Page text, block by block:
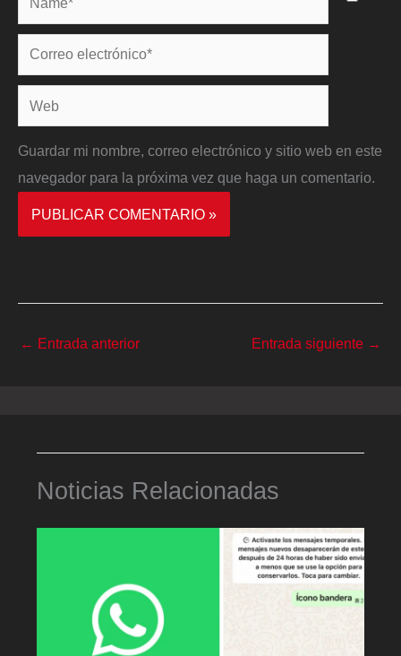
Correo
electrónico*
Web
Guardar mi nombre, correo electrónico y sitio web en este
navegador para la próxima vez que haga un comentario.
← Entrada anterior Entrada siguiente →
Noticias Relacionadas